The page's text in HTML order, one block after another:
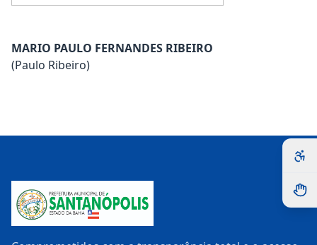
MARIO PAULO FERNANDES RIBEIRO
(Paulo Ribeiro)